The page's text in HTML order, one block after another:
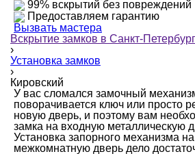
99% вскрытий без повреждений
Предоставляем гарантию
Вызвать мастера
Вскрытие замков в Санкт-
›
Установка замков
›
Кировский
У вас сломался замочный
поворачивается ключ или просто
новую дверь, и поэтому вам
замка на входную металлическую
Установка запорного механизма
межкомнатную дверь дело